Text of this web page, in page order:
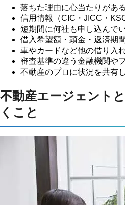
落ちた理由に心当たりがあ
信用情報（CIC・JICC・
短期間に何社も申し込んで
借入希望額・頭金・返済期
車やカードなど他の借り入
審査基準の違う金融機関や
不動産のプロに状況を共有
不動産エージェント
くこと